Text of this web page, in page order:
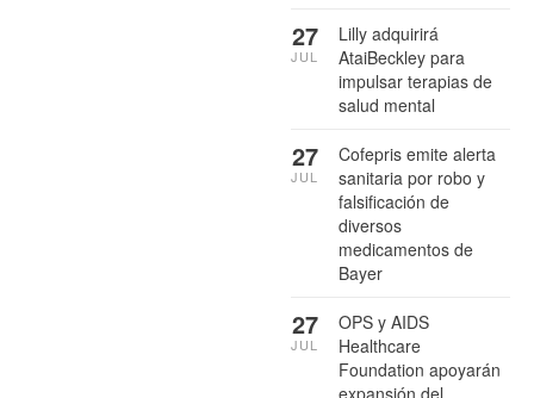
Lilly adquirirá
AtaiBeckley para
impulsar terapias de
salud mental
27
JUL
Cofepris emite alerta
sanitaria por robo y
falsificación de
diversos
medicamentos de
Bayer
27
JUL
OPS y AIDS
Healthcare
Foundation apoyarán
expansión del
27
JUL